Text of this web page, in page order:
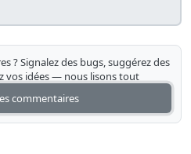
? Signalez des bugs, suggérez des
vos idées — nous lisons tout
commentaires